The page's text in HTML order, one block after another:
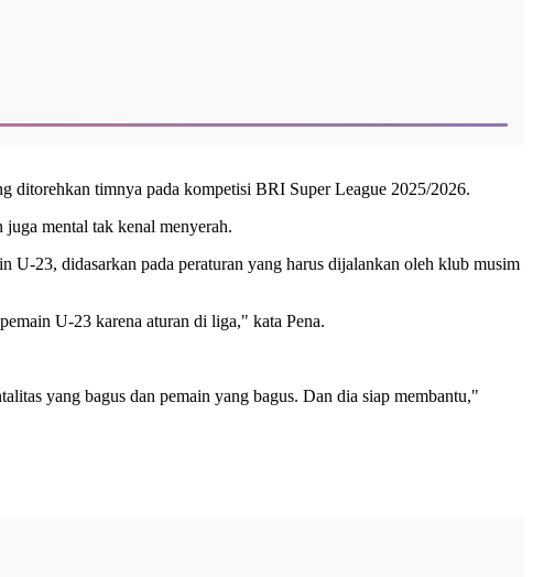
ditorehkan timnya pada kompetisi BRI Super League 2025/2026.
mental tak kenal menyerah.
U-23, didasarkan pada peraturan yang harus dijalankan oleh klub musim
U-23 karena aturan di liga," kata Pena.
yang bagus dan pemain yang bagus. Dan dia siap membantu,"